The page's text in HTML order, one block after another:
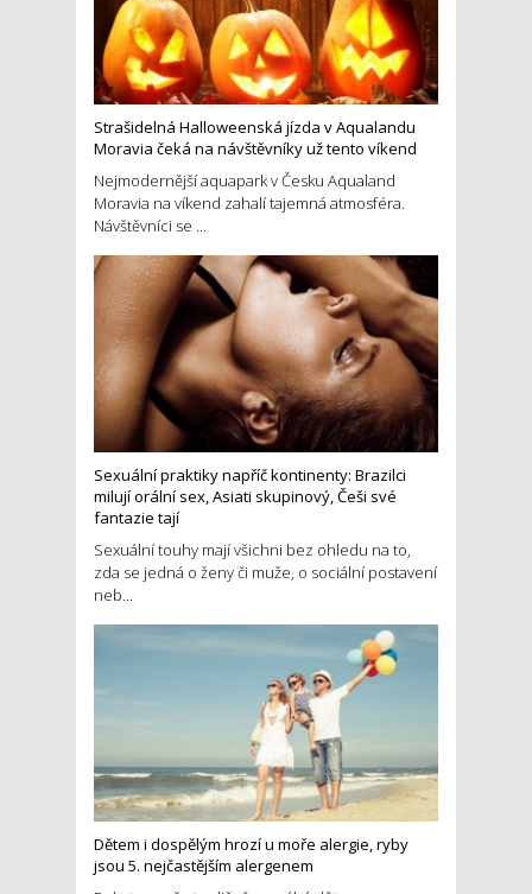
Strašidelná Halloweenská jízda v Aqualandu
Moravia čeká na návštěvníky už tento víkend
Nejmodernější aquapark v Česku Aqualand
Moravia na víkend zahalí tajemná atmosféra.
Návštěvníci se ...
Sexuální praktiky napříč kontinenty: Brazilci
milují orální sex, Asiati skupinový, Češi své
fantazie tají
Sexuální touhy mají všichni bez ohledu na to,
zda se jedná o ženy či muže, o sociální postavení
neb...
Dětem i dospělým hrozí u moře alergie, ryby
jsou 5. nejčastějším alergenem